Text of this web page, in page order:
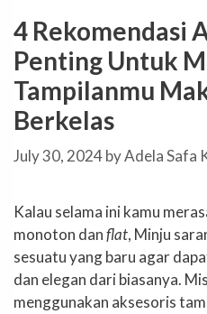
4 Rekomendasi
Penting Untuk
Tampilanmu
Berkelas
July 30, 2024byAdela Safa
Kalau selama ini kamu
monoton danflat, Minju
sesuatu yang baru agar
dan elegan dari biasanya.
menggunakan aksesoris